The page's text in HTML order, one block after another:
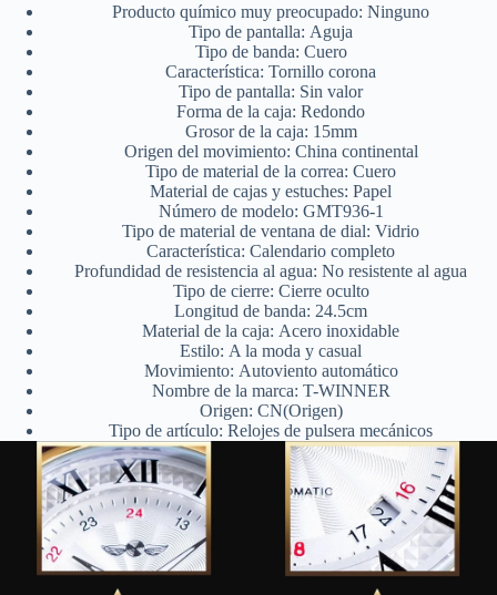
Producto químico muy preocupado: Ninguno
Tipo de pantalla: Aguja
Tipo de banda: Cuero
Característica: Tornillo corona
Tipo de pantalla: Sin valor
Forma de la caja: Redondo
Grosor de la caja: 15mm
Origen del movimiento: China continental
Tipo de material de la correa: Cuero
Material de cajas y estuches: Papel
Número de modelo: GMT936-1
Tipo de material de ventana de dial: Vidrio
Característica: Calendario completo
Profundidad de resistencia al agua: No resistente al agua
Tipo de cierre: Cierre oculto
Longitud de banda: 24.5cm
Material de la caja: Acero inoxidable
Estilo: A la moda y casual
Movimiento: Autoviento automático
Nombre de la marca: T-WINNER
Origen: CN(Origen)
Tipo de artículo: Relojes de pulsera mecánicos